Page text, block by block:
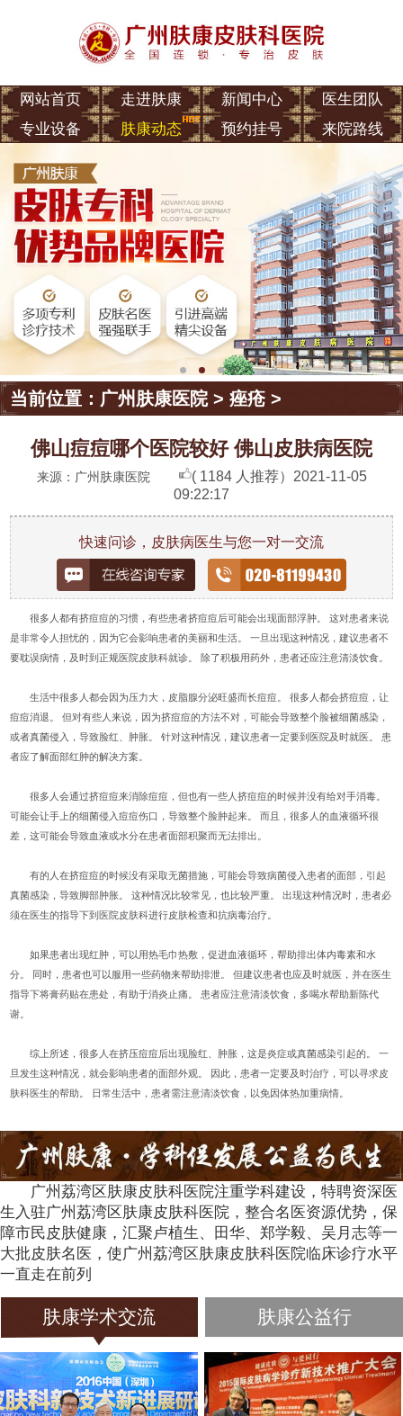
网站首页 走进肤康 新闻中心
医生团队
专业设备
肤康动态 预约挂号 来院路线
当前位置： 广州肤康医院>痤疮 >
佛山痘痘哪个医院较好 佛山皮肤病医院
来源：广州肤康医院 ( 1184 人推荐） 2021-11-05
09:22:17
快速问诊，皮肤病医生与您一对一交流
很多人都有挤痘痘的习惯，有些患者挤痘痘后可能会出现面部浮肿。 这对患者来说
是非常令人担忧的，因为它会影响患者的美丽和生活。 一旦出现这种情况，建议患者不
要耽误病情，及时到正规医院皮肤科就诊。 除了积极用药外，患者还应注意清淡饮食。
生活中很多人都会因为压力大，皮脂腺分泌旺盛而长痘痘。 很多人都会挤痘痘，让
痘痘消退。 但对有些人来说，因为挤痘痘的方法不对，可能会导致整个脸被细菌感染，
或者真菌侵入，导致脸红、肿胀。 针对这种情况，建议患者一定要到医院及时就医。 患
者应了解面部红肿的解决方案。
很多人会通过挤痘痘来消除痘痘，但也有一些人挤痘痘的时候并没有给对手消毒。
可能会让手上的细菌侵入痘痘伤口，导致整个脸肿起来。 而且，很多人的血液循环很
差，这可能会导致血液或水分在患者面部积聚而无法排出。
有的人在挤痘痘的时候没有采取无菌措施，可能会导致病菌侵入患者的面部，引起
真菌感染，导致脚部肿胀。 这种情况比较常见，也比较严重。 出现这种情况时，患者必
须在医生的指导下到医院皮肤科进行皮肤检查和抗病毒治疗。
如果患者出现红肿，可以用热毛巾热敷，促进血液循环，帮助排出体内毒素和水
分。 同时，患者也可以服用一些药物来帮助排泄。 但建议患者也应及时就医，并在医生
指导下将膏药贴在患处，有助于消炎止痛。 患者应注意清淡饮食，多喝水帮助新陈代
谢。
综上所述，很多人在挤压痘痘后出现脸红、肿胀，这是炎症或真菌感染引起的。 一
旦发生这种情况，就会影响患者的面部外观。 因此，患者一定要及时治疗，可以寻求皮
肤科医生的帮助。 日常生活中，患者需注意清淡饮食，以免因体热加重病情。
广州荔湾区肤康皮肤科医院注重学科建设，特聘资深医
生入驻广州荔湾区肤康皮肤科医院，整合名医资源优势，保
障市民皮肤健康，汇聚卢植生、田华、郑学毅、吴月志等一
大批皮肤名医，使广州荔湾区肤康皮肤科医院临床诊疗水平
一直走在前列
肤康学术交流 肤康公益行